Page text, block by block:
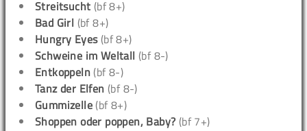
Streitsucht (bf 8+)
Bad Girl (bf 8+)
Hungry Eyes(bf 8+)
Schweine im Weltall (bf 8-)
Entkoppeln (bf 8-)
Tanz der Elfen (bf 8-)
Gummizelle (bf 8+)
Shoppen oder poppen, Baby? (bf 7+)